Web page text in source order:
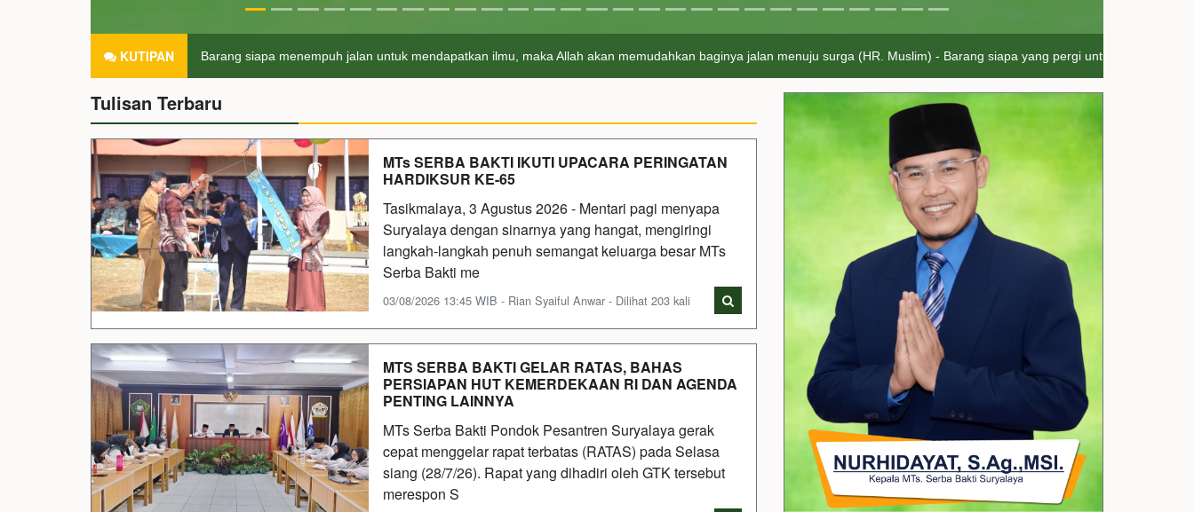
KUTIPANBarang siapa menempuh jalan untuk mendapatkan ilmu, maka Allah akan memudahkan baginya jalan menuju surga (HR. Muslim) - Barang siapa yang pergi untuk mencari ilmu,
Tulisan Terbaru
MTs SERBA BAKTI IKUTI UPACARA PERINGATAN
HARDIKSUR KE-65
Tasikmalaya, 3 Agustus 2026 - Mentari pagi menyapa
Suryalaya dengan sinarnya yang hangat, mengiringi
langkah-langkah penuh semangat keluarga besar MTs
Serba Bakti me
03/08/2026 13:45 WIB - Rian Syaiful Anwar - Dilihat 203 kali
MTS SERBA BAKTI GELAR RATAS, BAHAS
PERSIAPAN HUT KEMERDEKAAN RI DAN AGENDA
PENTING LAINNYA
MTs Serba Bakti Pondok Pesantren Suryalaya gerak
cepat menggelar rapat terbatas (RATAS) pada Selasa
siang (28/7/26). Rapat yang dihadiri oleh GTK tersebut
merespon S